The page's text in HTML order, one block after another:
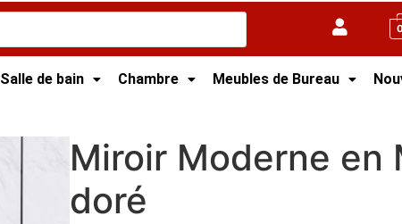
0
Salle de bain Chambre Meubles de Bureau
Miroir Moderne en
doré